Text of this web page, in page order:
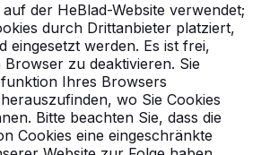
der HeBlad-Website verwendet;
durch Drittanbieter platziert,
eingesetzt werden. Es ist frei,
Browser zu deaktivieren. Sie
Ihres Browsers
wo Sie Cookies
Bitte beachten Sie, dass die
Cookies eine eingeschränkte
Fragen
der Fragen, die häufig gestellt
ist nicht dabei? Dann nehmen Sie